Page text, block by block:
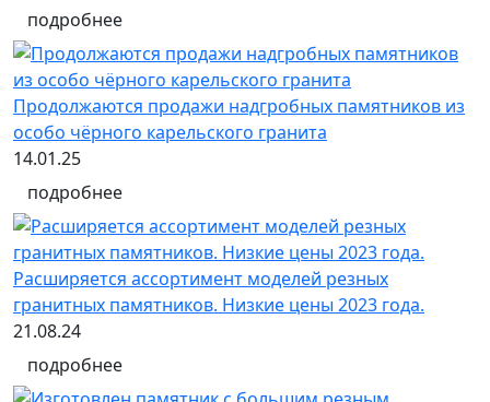
подробнее
Продолжаются продажи надгробных памятников из
особо чёрного карельского гранита
14.01.25
подробнее
Расширяется ассортимент моделей резных
гранитных памятников. Низкие цены 2023 года.
21.08.24
подробнее